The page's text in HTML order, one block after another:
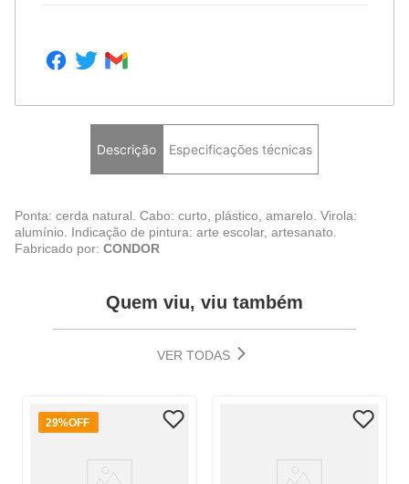
Descrição Especificações técnicas
Ponta: cerda natural. Cabo: curto, plástico, amarelo. Virola:
alumínio. Indicação de pintura: arte escolar, artesanato.
Fabricado por: CONDOR
Quem viu, viu também
VER TODAS
29%OFF